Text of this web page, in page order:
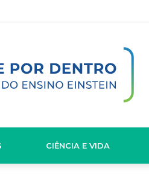
CIÊNCIA E VIDA